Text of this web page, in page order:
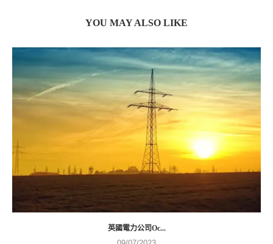
YOU MAY ALSO LIKE
英國電力公司Oc...